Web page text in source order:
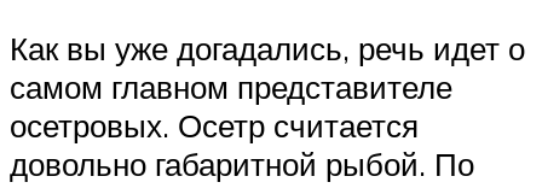
Как вы уже догадались, речь идет о
самом главном представителе
осетровых. Осетр считается
довольно габаритной рыбой. По